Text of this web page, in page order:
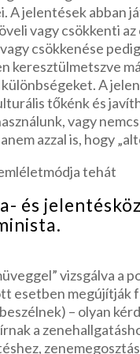
A jelentések abban
vagy csökkenti
csökkenése
keresztülmetszve
A
tőkénk és
vagy
azzal is, hogy
tehát
és
vizsgálva a
esetben megújítják
– olyan
a